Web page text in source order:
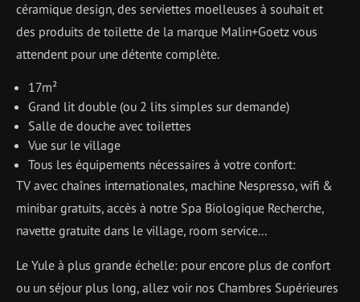
céramique design, des serviettes moelleuses à souhait et
des produits de toilette de la marque Malin+Goetz vous
attendent pour une détente complète.
17m²
Grand lit double (ou 2 lits simples sur demande)
Salle de douche avec toilettes
Vue sur le village
Tous les équipements nécessaires à votre confort:
TV avec chaînes internationales, machine Nespresso, wifi &
minibar gratuits, accès à notre Spa Biologique Recherche,
navette gratuite dans le village, room service...
Le Yule à plus grande échelle: pour encore plus de confort
ou un séjour plus long, allez voir nos Chambres Supérieures